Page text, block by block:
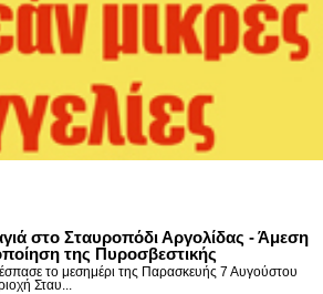
στο Σταυροπόδι Αργολίδας - Άμεση
της Πυροσβεστικής
το μεσημέρι της Παρασκευής 7 Αυγούστου
Σταυ...